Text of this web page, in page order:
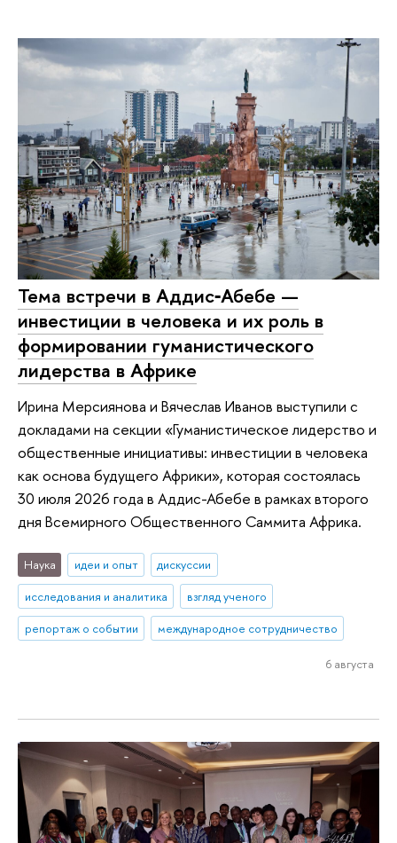
Тема встречи в Аддис‑Абебе —
инвестиции в человека и их роль в
формировании гуманистического
лидерства в Африке
Ирина Мерсиянова и Вячеслав Иванов выступили с
докладами на секции «Гуманистическое лидерство и
общественные инициативы: инвестиции в человека
как основа будущего Африки», которая состоялась
30 июля 2026 года в Аддис-Абебе в рамках второго
дня Всемирного Общественного Саммита Африка.
Наука идеи и опыт
дискуссии
исследования и аналитика
взгляд ученого
репортаж о событии
международное сотрудничество
6 августа